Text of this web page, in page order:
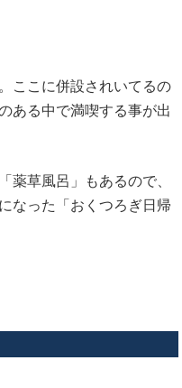
ここに併設されいてるの
ある中で満喫する事が出
薬草風呂」もあるので、
なった「おくつろぎ日帰